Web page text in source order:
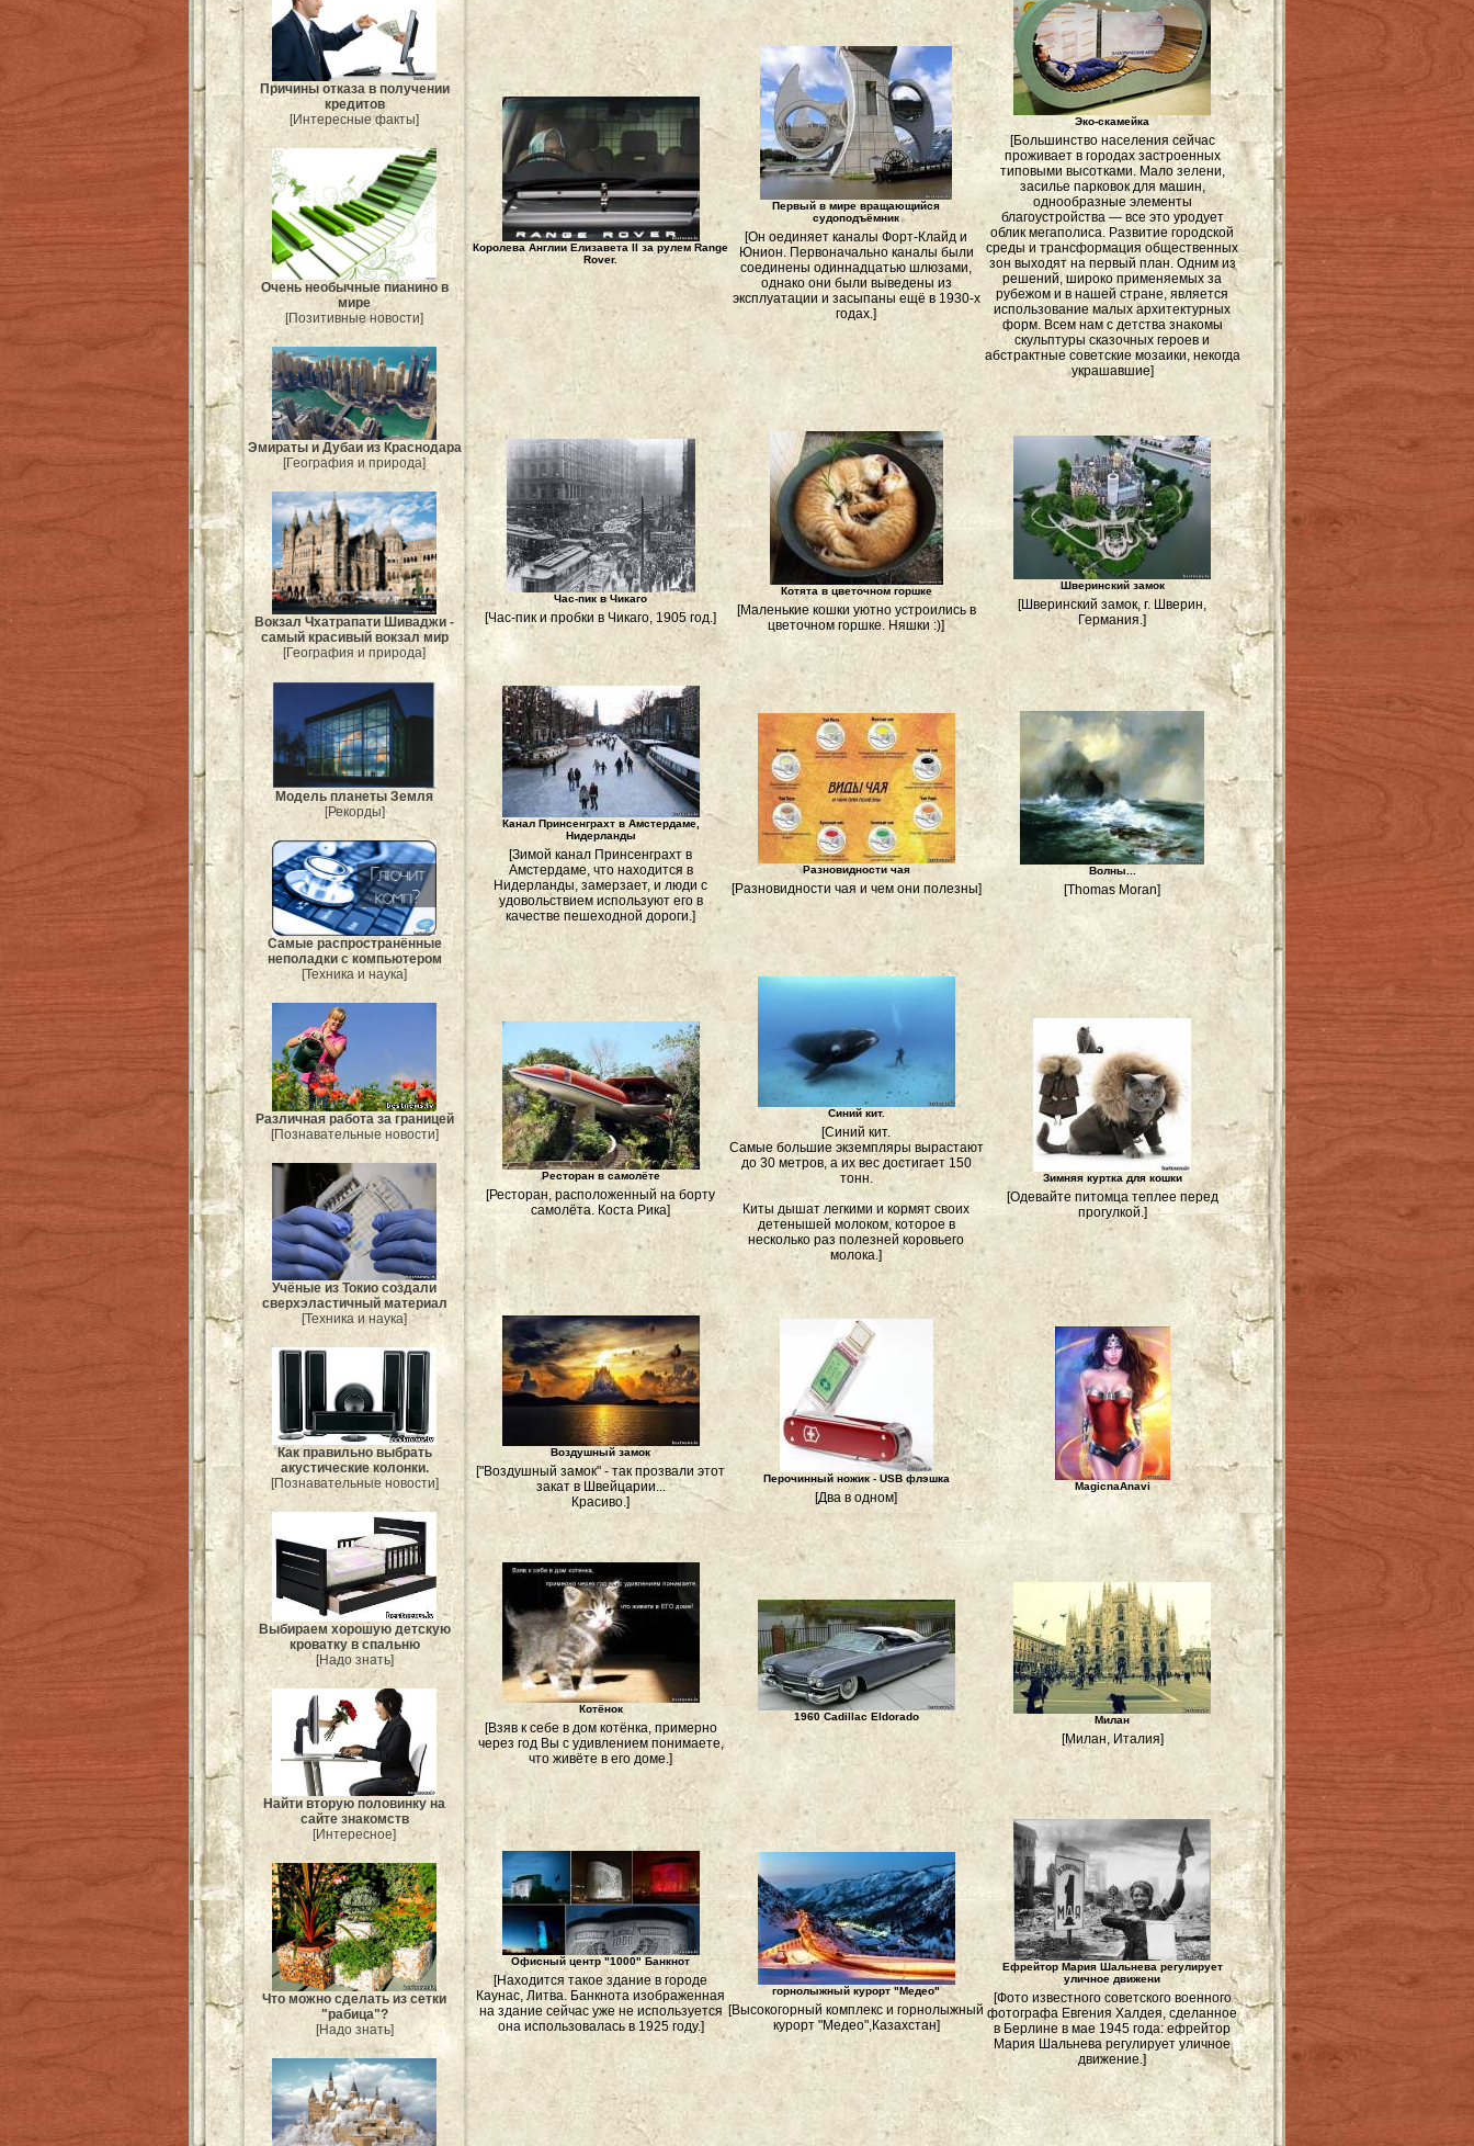
Причины отказа в получении
кредитов
[Интересные факты]
Очень необычные пианино в
мире
[Позитивные новости]
Эмираты и Дубаи из Краснодара
[География и природа]
Вокзал Чхатрапати Шиваджи -
самый красивый вокзал мир
[География и природа]
Модель планеты Земля
[Рекорды]
Самые распространённые
неполадки с компьютером
[Техника и наука]
Различная работа за границей
[Познавательные новости]
Учёные из Токио создали
сверхэластичный материал
[Техника и наука]
Как правильно выбрать
акустические колонки.
[Познавательные новости]
Выбираем хорошую детскую
кроватку в спальню
[Надо знать]
Найти вторую половинку на
сайте знакомств
[Интересное]
Что можно сделать из сетки
"рабица"?
[Надо знать]
Королева Англии Елизавета II за рулем Range
Rover.
Первый в мире вращающийся
судоподъёмник
[Он оединяет каналы Форт-Клайд и
Юнион. Первоначально каналы были
соединены одиннадцатью шлюзами,
однако они были выведены из
эксплуатации и засыпаны ещё в 1930-х
годах.]
Эко-скамейка
[Большинство населения сейчас
проживает в городах застроенных
типовыми высотками. Мало зелени,
засилье парковок для машин,
однообразные элементы
благоустройства — все это уродует
облик мегаполиса. Развитие городской
среды и трансформация общественных
зон выходят на первый план. Одним из
решений, широко применяемых за
рубежом и в нашей стране, является
использование малых архитектурных
форм. Всем нам с детства знакомы
скульптуры сказочных героев и
абстрактные советские мозаики, некогда
украшавшие]
Час-пик в Чикаго
[Час-пик и пробки в Чикаго, 1905 год.]
Котята в цветочном горшке
[Маленькие кошки уютно устроились в
цветочном горшке. Няшки :)]
Шверинский замок
[Шверинский замок, г. Шверин,
Германия.]
Канал Принсенграхт в Амстердаме,
Нидерланды
[Зимой канал Принсенграхт в
Амстердаме, что находится в
Нидерланды, замерзает, и люди с
удовольствием используют его в
качестве пешеходной дороги.]
Разновидности чая
[Разновидности чая и чем они полезны]
Волны...
[Thomas Moran]
Ресторан в самолёте
[Ресторан, расположенный на борту
самолёта. Коста Рика]
Синий кит.
[Синий кит.
Самые большие экземпляры вырастают
до 30 метров, а их вес достигает 150
тонн.
Киты дышат легкими и кормят своих
детенышей молоком, которое в
несколько раз полезней коровьего
молока.]
Зимняя куртка для кошки
[Одевайте питомца теплее перед
прогулкой.]
Воздушный замок
["Воздушный замок" - так прозвали этот
закат в Швейцарии...
Красиво.]
Перочинный ножик - USB флэшка
[Два в одном]
MagicnaAnavi
Котёнок
[Взяв к себе в дом котёнка, примерно
через год Вы с удивлением понимаете,
что живёте в его доме.]
1960 Cadillac Eldorado Милан
[Милан, Италия]
Офисный центр "1000" Банкнот
[Находится такое здание в городе
Каунас, Литва. Банкнота изображенная
на здание сейчас уже не используется
она использовалась в 1925 году.]
горнолыжный курорт "Медео"
[Высокогорный комплекс и горнолыжный
курорт "Медео",Казахстан]
Ефрейтор Мария Шальнева регулирует
уличное движени
[Фото известного советского военного
фотографа Евгения Халдея, сделанное
в Берлине в мае 1945 года: ефрейтор
Мария Шальнева регулирует уличное
движение.]